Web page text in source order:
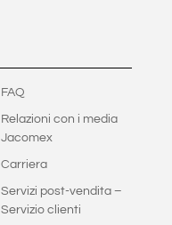
FAQ
Relazioni con i media
Jacomex
Carriera
Servizi post-vendita –
Servizio clienti